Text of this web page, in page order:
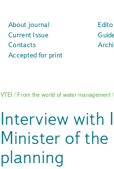
About journal
Current Issue
Contacts
Accepted for print
VTEI / From the world of water management/
Interview with
Minister of
planning